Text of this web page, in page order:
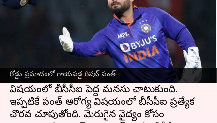
రోడ్డు ప్రమాదంలో గాయపడ్డ రిషబ్ పంత్
వ్రాసిన వారు Jan 09, 2023 05:09 pm
ఈ వార్తాకథనం ఏంటి
రిషబ్ పంత్ కొద్ది రోజుల క్రితం రోడ్డు ప్రమాదంలో
తీవ్రంగా గాయపడ్డాడు. పంత్ కోలుకోవడానికి ఏడాది
సమయం పట్టే అవకాశం ఉంది. తాజాగా పంత్
విషయంలో బీసీసీఐ పెద్ద మనసు చాటుకుంది.
ఇప్పటికే పంత్ ఆరోగ్య విషయంలో బీసీసీఐ ప్రత్యేక
చొరవ చూపుతోంది. మెరుగైన వైద్యం కోసం